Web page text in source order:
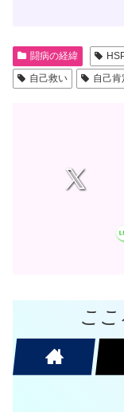
闘病の経緯
自己救い
自己肯
こ